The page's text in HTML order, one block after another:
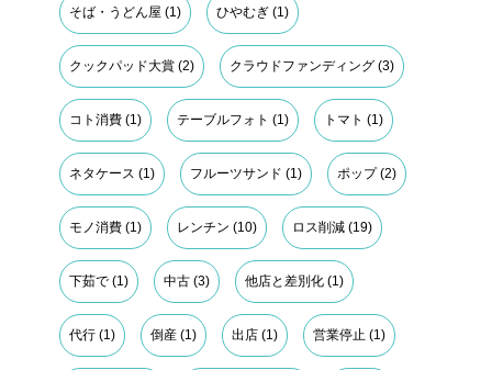
そば・うどん屋 (1) ひやむぎ (1)
クックパッド大賞 (2) クラウドファンディング (3)
コト消費 (1) テーブルフォト (1) トマト (1)
ネタケース (1) フルーツサンド (1) ポップ(2)
モノ消費 (1) レンチン (10) ロス削減 (19)
下茹で (1) 中古 (3) 他店と差別化 (1)
代行 (1) 倒産 (1) 出店 (1) 営業停止 (1)